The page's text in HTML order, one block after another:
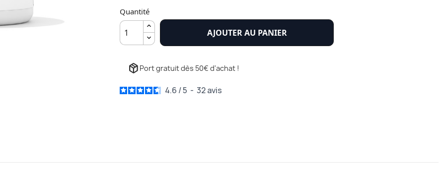
Quantité
AJOUTER AU PANIER
package_2 Port gratuit dès 50€ d'achat !
4.6 /5 - 32avis